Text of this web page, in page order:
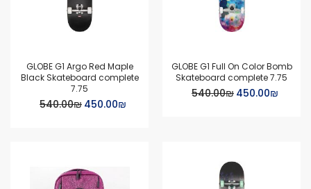
GLOBE G1 Full On Color Bomb
Skateboard complete 7.75
Special
₪‏450.00
₪‏540.00
GLOBE G1 Argo Red Maple
Black Skateboard complete
7.75
Special
₪‏450.00
₪‏540.00